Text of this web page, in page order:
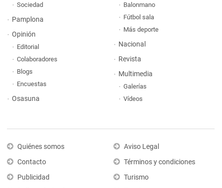
Sociedad
Pamplona
Opinión
Editorial
Colaboradores
Blogs
Encuestas
Osasuna
Balonmano
Fútbol sala
Más deporte
Nacional
Revista
Multimedia
Galerías
Vídeos
Quiénes somos
Contacto
Publicidad
Aviso Legal
Términos y condiciones
Turismo